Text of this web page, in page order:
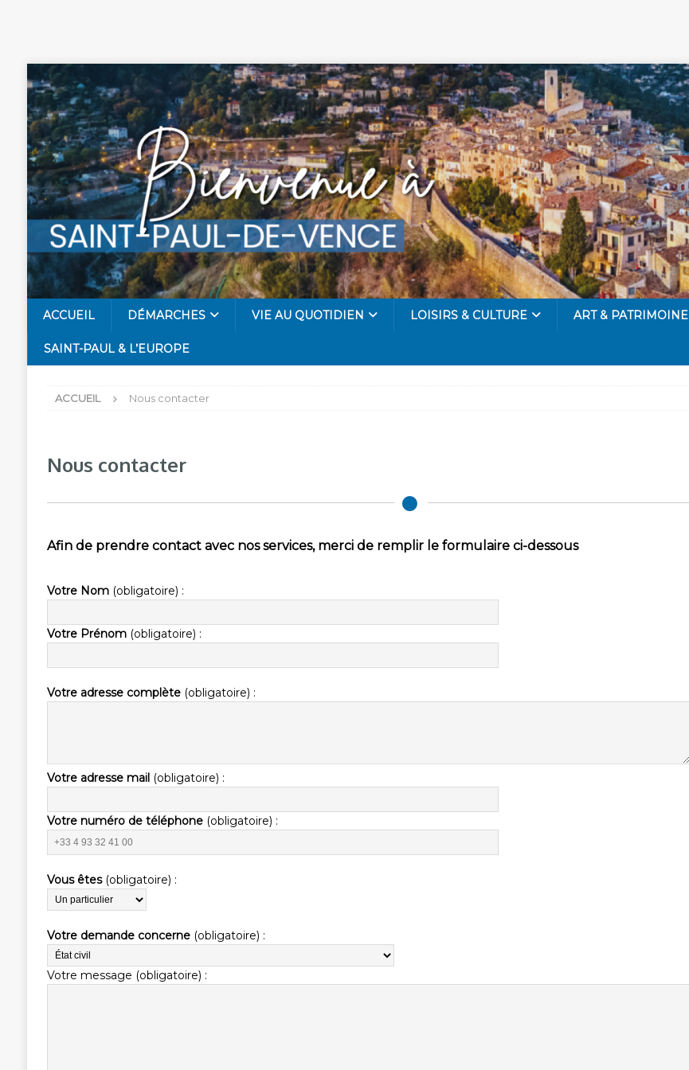
ACCUEIL DÉMARCHES VIE AU QUOTIDIEN LOISIRS & CULTURE ART & PATRIMOINE
SAINT-PAUL & L’EUROPE
ACCUEIL Nous contacter
Nous contacter
Afin de prendre contact avec nos services, merci de remplir le formulaire ci-dessous
Votre Nom(obligatoire) :
Votre Prénom(obligatoire) :
Votre adresse complète(obligatoire) :
Votre adresse mail(obligatoire) :
Votre numéro de téléphone(obligatoire) :
Vous êtes(obligatoire) :
Votre demande concerne(obligatoire) :
Votre message (obligatoire) :